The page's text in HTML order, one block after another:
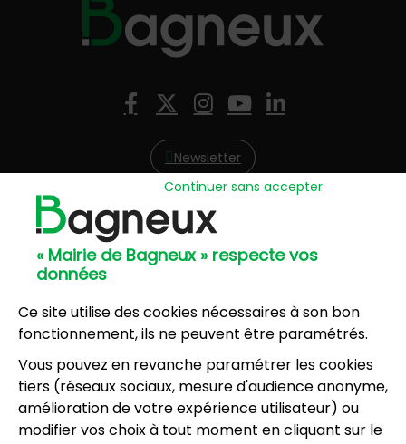
« Mairie de Bagneux » respecte vos
données
Ce site utilise des cookies nécessaires à son bon
fonctionnement, ils ne peuvent être paramétrés.
Vous pouvez en revanche paramétrer les cookies
tiers (réseaux sociaux, mesure d'audience anonyme,
amélioration de votre expérience utilisateur) ou
modifier vos choix à tout moment en cliquant sur le
Continuer sans accepter
Facebook
X (Twitter)
Instagram
YouTube
LinkedIn
Newsletter
Hôtel de Ville
57, avenue Henri Ravera - 92220 Bagneux
01 42 31 60 00
8, résidence du Port Galand - 92220 Bagneux
01 45 47 62 00
NOUS CONTACTER